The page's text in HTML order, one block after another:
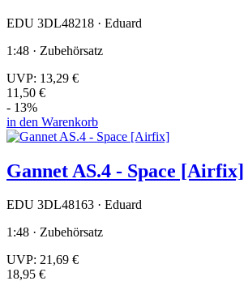
EDU 3DL48218 · Eduard
1:48 · Zubehörsatz
UVP: 13,29 €
11,50 €
- 13%
in den Warenkorb
Gannet AS.4 - Space [Airfix]
EDU 3DL48163 · Eduard
1:48 · Zubehörsatz
UVP: 21,69 €
18,95 €